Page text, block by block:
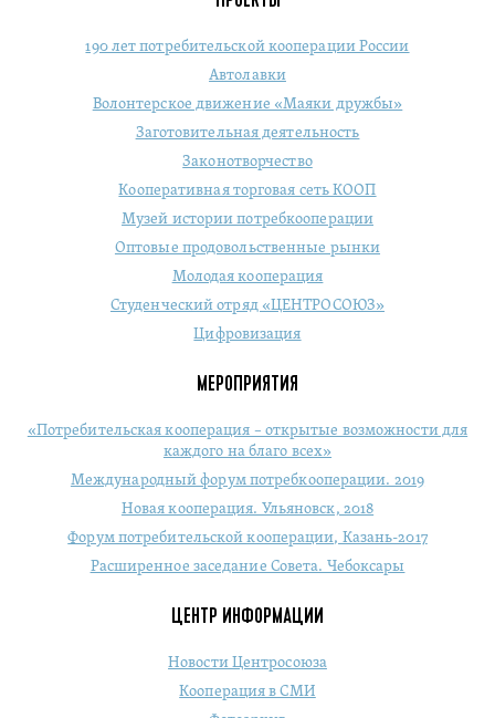
190 лет потребительской кооперации России
Автолавки
Волонтерское движение «Маяки дружбы»
Заготовительная деятельность
Законотворчество
Кооперативная торговая сеть КООП
Музей истории потребкооперации
Оптовые продовольственные рынки
Молодая кооперация
Студенческий отряд «ЦЕНТРОСОЮЗ»
Цифровизация
МЕРОПРИЯТИЯ
«Потребительская кооперация – открытые возможности для
каждого на благо всех»
Международный форум потребкооперации. 2019
Новая кооперация. Ульяновск, 2018
Форум потребительской кооперации, Казань-2017
Расширенное заседание Совета. Чебоксары
ЦЕНТР ИНФОРМАЦИИ
Новости Центросоюза
Кооперация в СМИ